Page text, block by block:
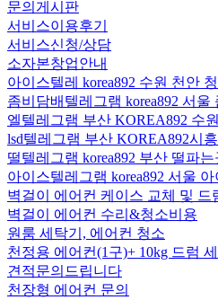
문의게시판
서비스이용후기
서비스신청/상담
소자본창업안내
아이스텔레 korea892 수원 천안
좀비담배텔레그램 korea892 서
엘텔레그램 부산 KOREA892
lsd텔레그램 부산 KOREA892
떨텔레그램 korea892 부산 떨파
아이스텔레그램 korea892 서울
벽걸이 에어컨 케이스 교체 및
벽걸이 에어컨 수리&청소비용
원룸 세탁기, 에어컨 청소
천정용 에어컨(1구)+ 10kg 드럼
견적문의드립니다
천장형 에어컨 문의